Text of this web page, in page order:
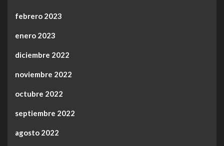
febrero 2023
enero 2023
diciembre 2022
noviembre 2022
octubre 2022
septiembre 2022
agosto 2022